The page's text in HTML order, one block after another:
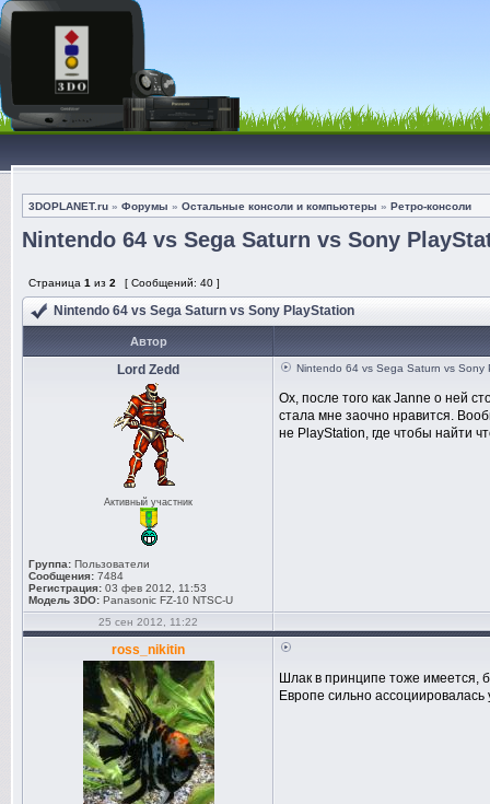
3DOPLANET.ru » Форумы » Остальные консоли и компьютеры » Ретро-консоли
Nintendo 64 vs Sega Saturn vs Sony
Страница 1 из 2 [ Сообщений: 40 ]
Nintendo 64 vs Sega Saturn vs Sony PlayStation
Автор
Lord Zedd
Активный участник
Группа: Пользователи
Сообщения: 7484
Регистрация: 03 фев 2012, 11:53
Модель 3DO: Panasonic FZ-10 NTSC-U
Nintendo 64 vs Sega Saturn vs Sony
Ох, после того как Janne о ней
стала мне заочно нравится.
не PlayStation, где чтобы найти
25 сен 2012, 11:22
ross_nikitin
Шлак в принципе тоже имеется,
Европе сильно